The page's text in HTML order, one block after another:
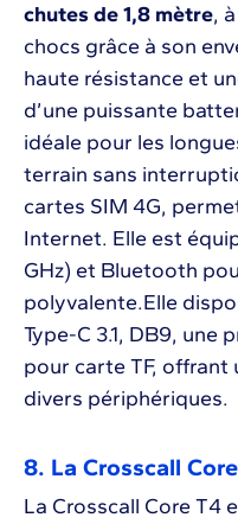
chutes de 1,8 mètre,
chocs grâce à son
haute résistance et
d’une puissante
idéale pour les
terrain sans
cartes SIM 4G,
Internet. Elle est
GHz) et Bluetooth
polyvalente.Elle
Type-C 3.1, DB9, une
pour carte TF, offrant
divers périphériques.
8. La Crosscall
La Crosscall Core T4